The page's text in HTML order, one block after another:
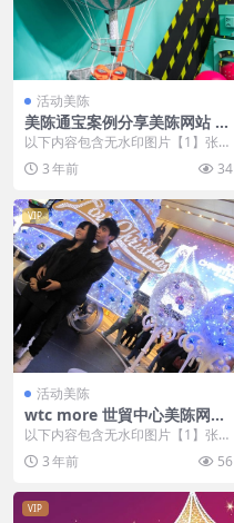
活动美陈
美陈通宝案例分享美陈网站 (2
86)
以下内容包含无水印图片【1】张
，开通会员无障碍浏览 开通VIP会
员 3 年前 34
VIP
活动美陈
wtc more 世貿中心美陈网站
环球美陈网 (81)
以下内容包含无水印图片【1】张
，开通会员无障碍浏览 开通VIP会
员 3 年前 56
VIP